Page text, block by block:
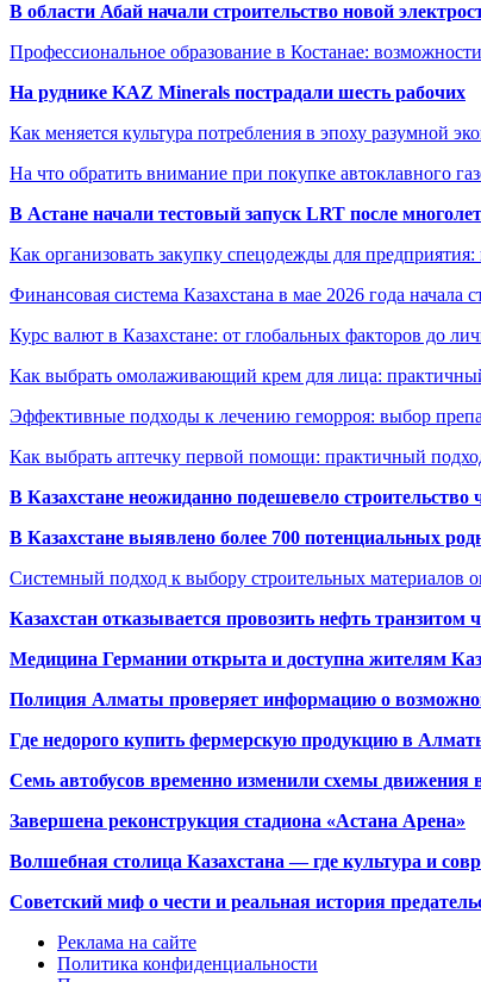
В области Абай начали строительство новой
Профессиональное образование в Костанае:
На руднике KAZ Minerals пострадали шесть рабочих
Как меняется культура потребления в эпоху разумной
На что обратить внимание при покупке автоклавного
В Астане начали тестовый запуск LRT после
Как организовать закупку спецодежды для
Финансовая система Казахстана в мае 2026 года начала
Курс валют в Казахстане: от глобальных факторов до
Как выбрать омолаживающий крем для лица:
Эффективные подходы к лечению геморроя: выбор
Как выбрать аптечку первой помощи: практичный
В Казахстане неожиданно подешевело
В Казахстане выявлено более 700 потенциальных
Системный подход к выбору строительных материалов
Казахстан отказывается провозить нефть транзитом
Медицина Германии открыта и доступна жителям
Полиция Алматы проверяет информацию о
Где недорого купить фермерскую продукцию в
Семь автобусов временно изменили схемы движения
Завершена реконструкция стадиона «Астана Арена»
Волшебная столица Казахстана — где культура и
Советский миф о чести и реальная история
Реклама на сайте
Политика конфиденциальности